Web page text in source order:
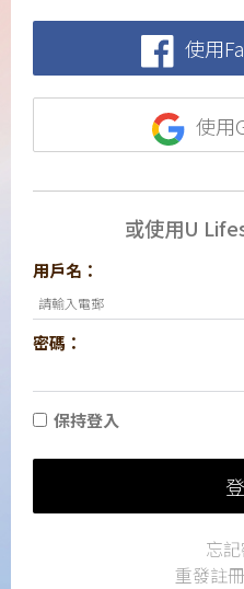
使用
使用
或使用U
用戶名：
密碼：
保持登入
忘
重發註